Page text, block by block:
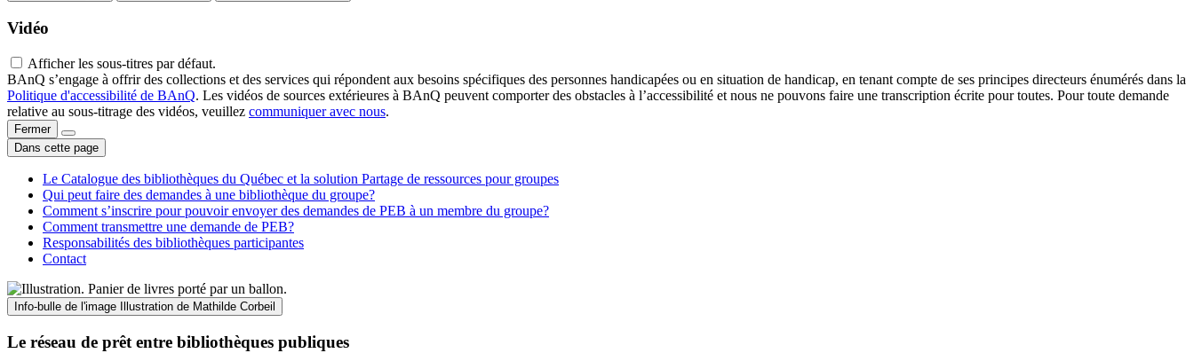
Vidéo
Afficher les sous-titres par défaut.
BAnQ s’engage à offrir des collections et des services qui répondent aux besoins spécifiques des personnes handicapées ou en situation de handicap, en tenant compte de ses principes directeurs énumérés dans la
Politique d'accessibilité de BAnQ. Les vidéos de sources extérieures à BAnQ peuvent comporter des obstacles à l’accessibilité et nous ne pouvons faire une transcription écrite pour toutes. Pour toute demande
relative au sous-titrage des vidéos, veuillez communiquer avec nous.
Fermer
Dans cette page
Le Catalogue des bibliothèques du Québec et la solution Partage de ressources pour groupes
Qui peut faire des demandes à une bibliothèque du groupe?
Comment s’inscrire pour pouvoir envoyer des demandes de PEB à un membre du groupe?
Comment transmettre une demande de PEB?
Responsabilités des bibliothèques participantes
Contact
Info-bulle de l'image Illustration de Mathilde Corbeil
Le réseau de prêt entre bibliothèques publiques